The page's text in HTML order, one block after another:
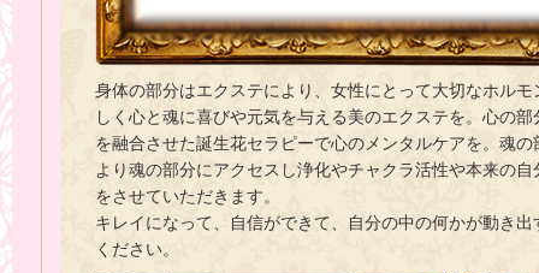
身体の部分はエクステにより、女性にとって大切なホル
しく心と魂に喜びや元気を与える美のエクステを。心の
を融合させた誕生花セラピーで心のメンタルケアを。魂
より魂の部分にアクセスし浄化やチャクラ活性や本来の
をさせていただきます。
キレイになって、自信ができて、自分の中の何かが動き
ください。